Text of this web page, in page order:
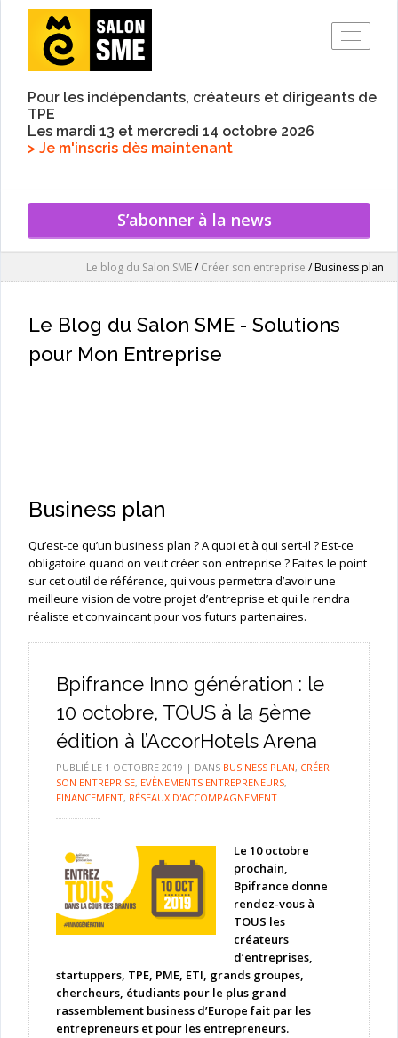
Pour les indépendants, créateurs et dirigeants de
TPE
Les mardi 13 et mercredi 14 octobre 2026
> Je m'inscris dès maintenant
S’abonner à la news
Le blog du Salon SME/Créer son entreprise /Business plan
Le Blog du Salon SME - Solutions
pour Mon Entreprise
Business plan
Qu’est-ce qu’un business plan ? A quoi et à qui sert-il ? Est-ce
obligatoire quand on veut créer son entreprise ? Faites le point
sur cet outil de référence, qui vous permettra d’avoir une
meilleure vision de votre projet d’entreprise et qui le rendra
réaliste et convaincant pour vos futurs partenaires.
Bpifrance Inno génération : le
10 octobre, TOUS à la 5ème
édition à l’AccorHotels Arena
PUBLIÉ LE 1 OCTOBRE 2019 | DANS BUSINESS PLAN, CRÉER
SON ENTREPRISE, EVÈNEMENTS ENTREPRENEURS,
FINANCEMENT, RÉSEAUX D'ACCOMPAGNEMENT
Le 10 octobre
prochain,
Bpifrance donne
rendez-vous à
TOUS les
créateurs
d’entreprises,
startuppers, TPE, PME, ETI, grands groupes,
chercheurs, étudiants pour le plus grand
rassemblement business d’Europe fait par les
entrepreneurs et pour les entrepreneurs.